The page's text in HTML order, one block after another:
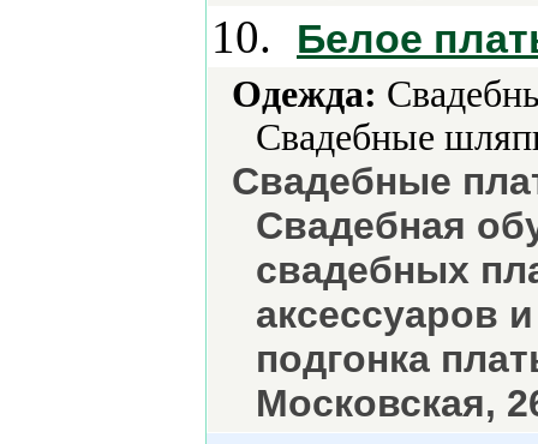
10. Белое
Одежда:
Свадебные
Свадебные
Свадебная
свадебных
аксессуаров
подгонка
Московская,